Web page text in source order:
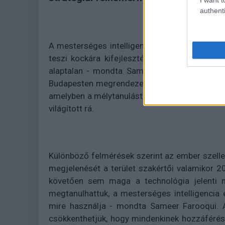
A mesterséges intelligencia (AI) annyira
teszi kockára kifejlesztésével. Ez talán a
alaptalan - mondta Sameer Farooqui a
Budapesten megrendezett Crunch 2017
amelyben a mélytanulást (deep learning)
világított rá.
Különböző felmérések szerint az ember
megjelenését a terület szakértői valamikor
követően sem maga a technológia jelenti
megtanulhattuk, a mesterséges
mire használja - mondta Sameer
csökkenthetjük, hogy mindenkinek